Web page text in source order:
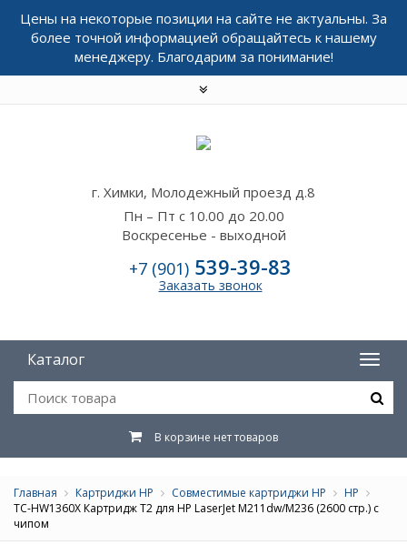
Цены на некоторые позиции на сайте не актуальны. За
более точной информацией обращайтесь к нашему
менеджеру. Благодарим за понимание!
г. Химки, Молодежный проезд д.8
Пн – Пт с 10.00 до 20.00
Воскресенье - выходной
+7 (901) 539-39-83
Заказать звонок
Каталог
В корзине нет товаров
Главная Картриджи HP Совместимые картриджи HP
HP
TC-HW1360X Картридж T2 для HP LaserJet M211dw/M236 (2600 стр.) с
чипом